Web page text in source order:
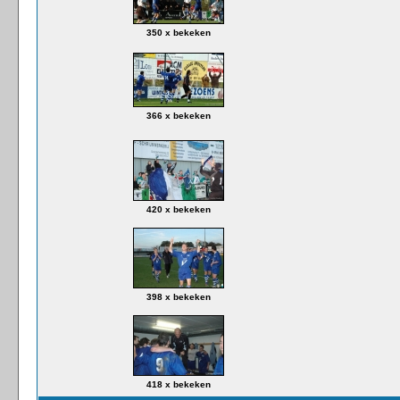
350 x bekeken
366 x bekeken
420 x bekeken
398 x bekeken
418 x bekeken